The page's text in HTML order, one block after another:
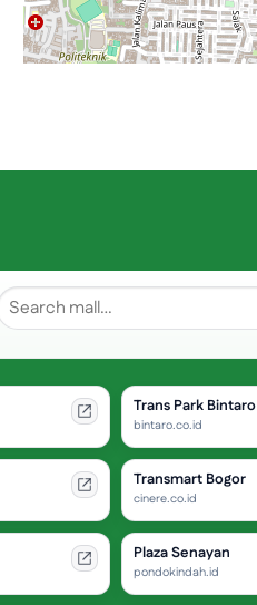
Trans Park Bintaro
bintaro.co.id
Transmart Bogor
cinere.co.id
Plaza Senayan
pondokindah.id